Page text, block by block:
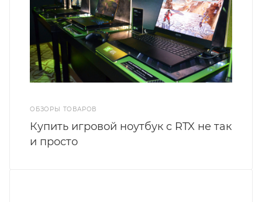
ОБЗОРЫ ТОВАРОВ
Купить игровой ноутбук с RTX не так
и просто